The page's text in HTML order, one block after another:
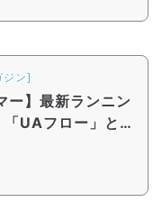
ン]
ー】最新ランニン
UAフロー」と
いを徹底比較